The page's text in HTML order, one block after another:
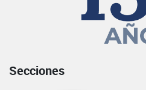
Secciones